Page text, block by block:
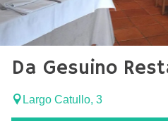
Da Gesuino
Largo Catullo, 3